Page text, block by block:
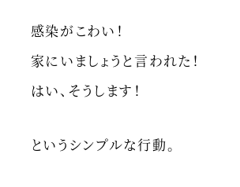
感染がこわい！
家にいましょうと言われた！
はい、そうします！
というシンプルな行動。